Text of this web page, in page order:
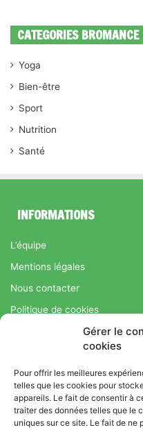
Gérer le
cookies
Pour offrir les meilleures
telles que les cookies pour
appareils. Le fait de consentir à
traiter des données telles que le
uniques sur ce site. Le fait de ne
CATEGORIES BROMANCE
Yoga
Bien-être
Sport
Nutrition
Santé
INFORMATIONS
L’équipe
Mentions légales
Nous contacter
Politique de cookies
Régime Savoir Maigrir.fr : La
une perte de poids durable
© Copyright 2026,
Bien-Être : Yoga,